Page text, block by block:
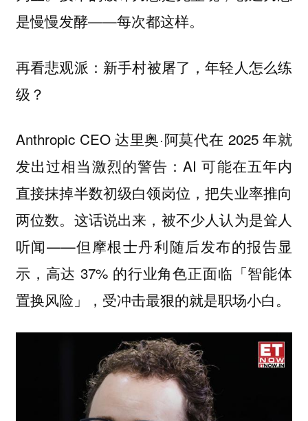
是慢慢发酵——每次都这样。
再看悲观派： 新手村被屠了，年轻人怎么练
级？
Anthropic CEO 达里奥·阿莫代在 2025 年就
发出过相当激烈的警告：AI 可能在五年内
直接抹掉半数初级白领岗位，把失业率推向
两位数。这话说出来，被不少人认为是耸人
听闻——但摩根士丹利随后发布的报告显
示，高达 37% 的行业角色正面临「智能体
置换风险」，受冲击最狠的就是职场小白。